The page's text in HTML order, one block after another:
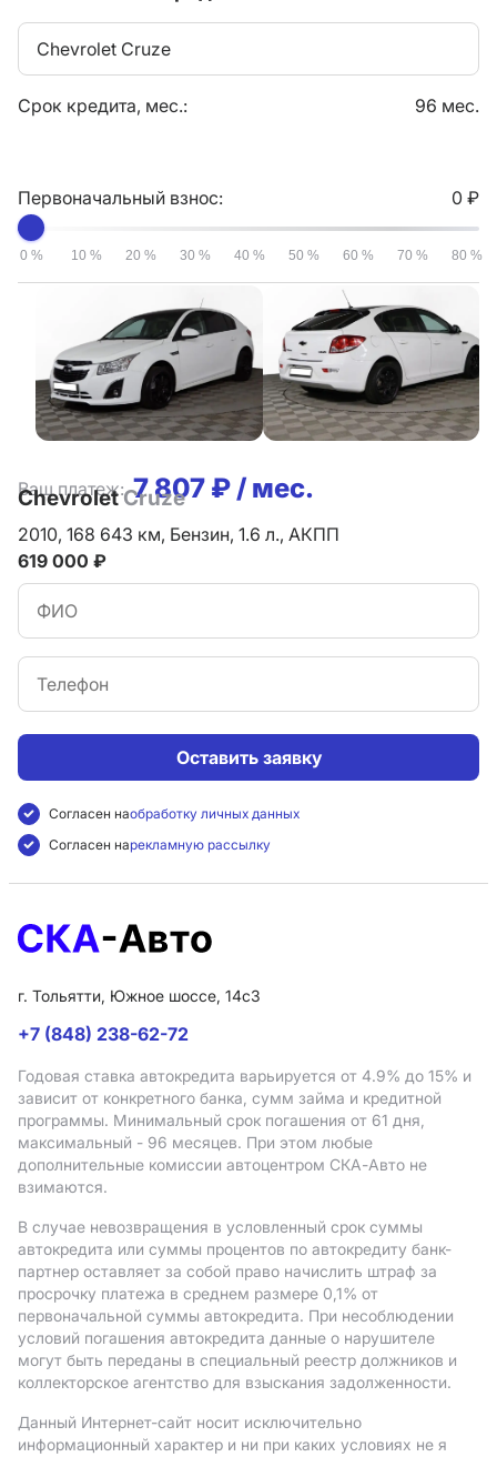
Chevrolet Cruze
Срок кредита, мес.: 96 мес.
Первоначальный взнос: 0 ₽
0 % 10 % 20 % 30 % 40 % 50 % 60 % 70 % 80 %
Ваш платеж: 7 807 ₽ / мес.
Оставить заявку
Согласен наобработку личных данных
Согласен нарекламную рассылку
ChevroletCruze
2010, 168 643 км, Бензин, 1.6 л., АКПП
619 000 ₽
г. Тольятти, Южное шоссе, 14с3
+7 (848) 238-62-72
Годовая ставка автокредита варьируется от 4.9% до 15% и
зависит от конкретного банка, сумм займа и кредитной
программы. Минимальный срок погашения от 61 дня,
максимальный - 96 месяцев. При этом любые
дополнительные комиссии автоцентром СКА-Авто не
взимаются.
В случае невозвращения в условленный срок суммы
автокредита или суммы процентов по автокредиту банк-
партнер оставляет за собой право начислить штраф за
просрочку платежа в среднем размере 0,1% от
первоначальной суммы автокредита. При несоблюдении
условий погашения автокредита данные о нарушителе
могут быть переданы в специальный реестр должников и
коллекторское агентство для взыскания задолженности.
Данный Интернет-сайт носит исключительно
информационный характер и ни при каких условиях не я